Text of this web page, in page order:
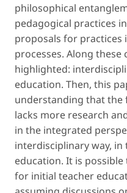
philosophical
pedagogical practices
proposals for practices
processes. Along
highlighted:
education. Then, this
understanding that the
lacks more research
in the integrated
interdisciplinary way,
education. It is
for initial teacher